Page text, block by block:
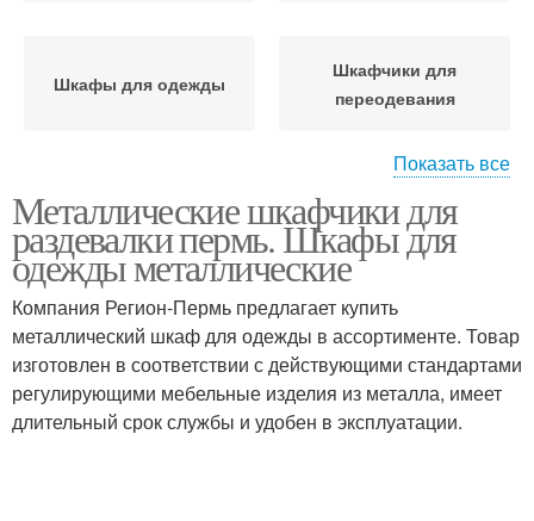
Шкафы для одежды
Шкафчики для
переодевания
Шкафчики для хранения
Показать все
Металлические шкафчики для
раздевалки пермь. Шкафы для
одежды металлические
Компания Регион-Пермь предлагает купить
металлический шкаф для одежды в ассортименте. Товар
изготовлен в соответствии с действующими стандартами
регулирующими мебельные изделия из металла, имеет
длительный срок службы и удобен в эксплуатации.